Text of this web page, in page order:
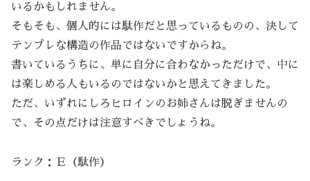
いるかもしれません。
そもそも、個人的には駄作だと思っているものの、決して
テンプレな構造の作品ではないですからね。
書いているうちに、単に自分に合わなかっただけで、中に
は楽しめる人もいるのではないかと思えてきました。
ただ、いずれにしろヒロインのお姉さんは脱ぎませんの
で、その点だけは注意すべきでしょうね。
ランク：Ｅ（駄作）